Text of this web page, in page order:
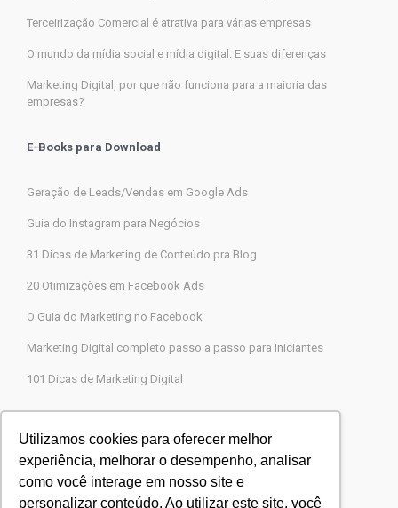
Utilizamos cookies para oferecer melhor
experiência, melhorar o desempenho, analisar
como você interage em nosso site e
personalizar conteúdo. Ao utilizar este site, você
Terceirização Comercial é atrativa para várias empresas
O mundo da mídia social e mídia digital. E suas diferenças
Marketing Digital, por que não funciona para a maioria das
empresas?
E-Books para Download
Geração de Leads/Vendas em Google Ads
Guia do Instagram para Negócios
31 Dicas de Marketing de Conteúdo pra Blog
20 Otimizações em Facebook Ads
O Guia do Marketing no Facebook
Marketing Digital completo passo a passo para iniciantes
101 Dicas de Marketing Digital
Agência Legions Marketing Digital
Rua Gaspar Moreira, 22, Butantã, São Paulo-SP
CEP 05505-000